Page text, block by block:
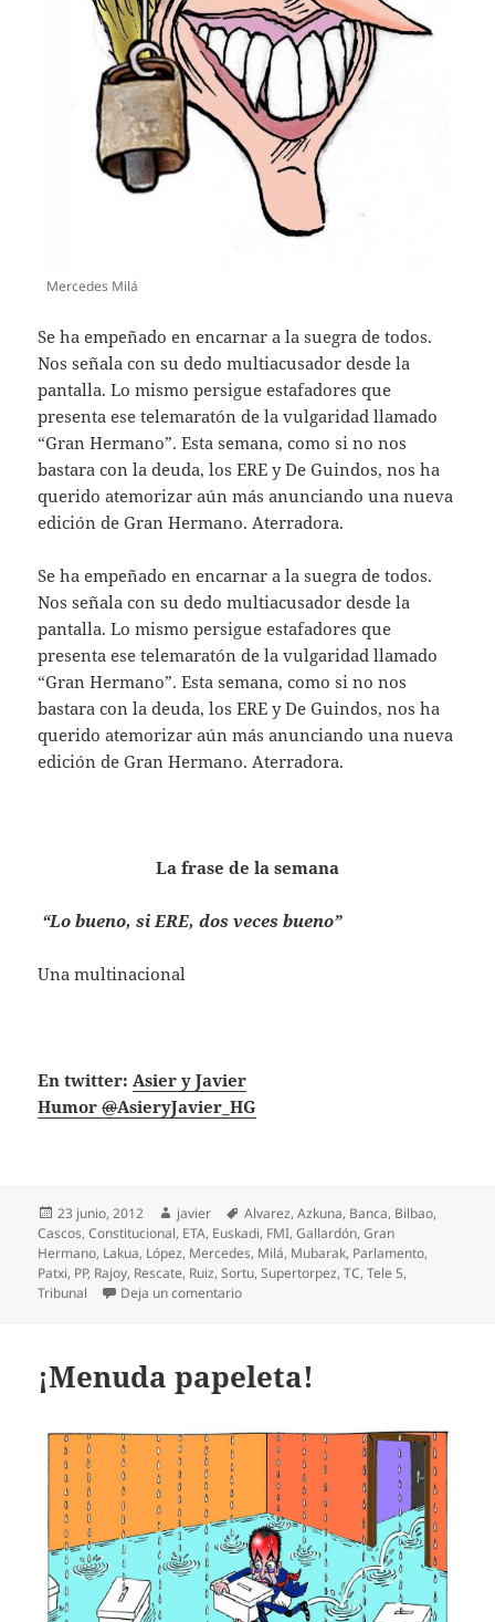
Mercedes Milá
Se ha empeñado en encarnar a la suegra de todos.
Nos señala con su dedo multiacusador desde la
pantalla. Lo mismo persigue estafadores que
presenta ese telemaratón de la vulgaridad llamado
“Gran Hermano”. Esta semana, como si no nos
bastara con la deuda, los ERE y De Guindos, nos ha
querido atemorizar aún más anunciando una nueva
edición de Gran Hermano. Aterradora.
Se ha empeñado en encarnar a la suegra de todos.
Nos señala con su dedo multiacusador desde la
pantalla. Lo mismo persigue estafadores que
presenta ese telemaratón de la vulgaridad llamado
“Gran Hermano”. Esta semana, como si no nos
bastara con la deuda, los ERE y De Guindos, nos ha
querido atemorizar aún más anunciando una nueva
edición de Gran Hermano. Aterradora.
La frase de la semana
“Lo bueno, si ERE, dos veces bueno”
Una multinacional
En twitter:Asier y Javier
Humor ‏@AsieryJavier_HG
Publicado
el
23 junio, 2012 Autor
javier Etiquetas
Alvarez,Azkuna, Banca, Bilbao,
Cascos,Constitucional, ETA, Euskadi, FMI,Gallardón,Gran
Hermano, Lakua, López, Mercedes, Milá, Mubarak, Parlamento,
Patxi, PP, Rajoy, Rescate, Ruiz,Sortu,Supertorpez,TC,Tele 5,
Tribunal
Deja un comentarioen El TC Rescata a Sortu
¡Menuda papeleta!